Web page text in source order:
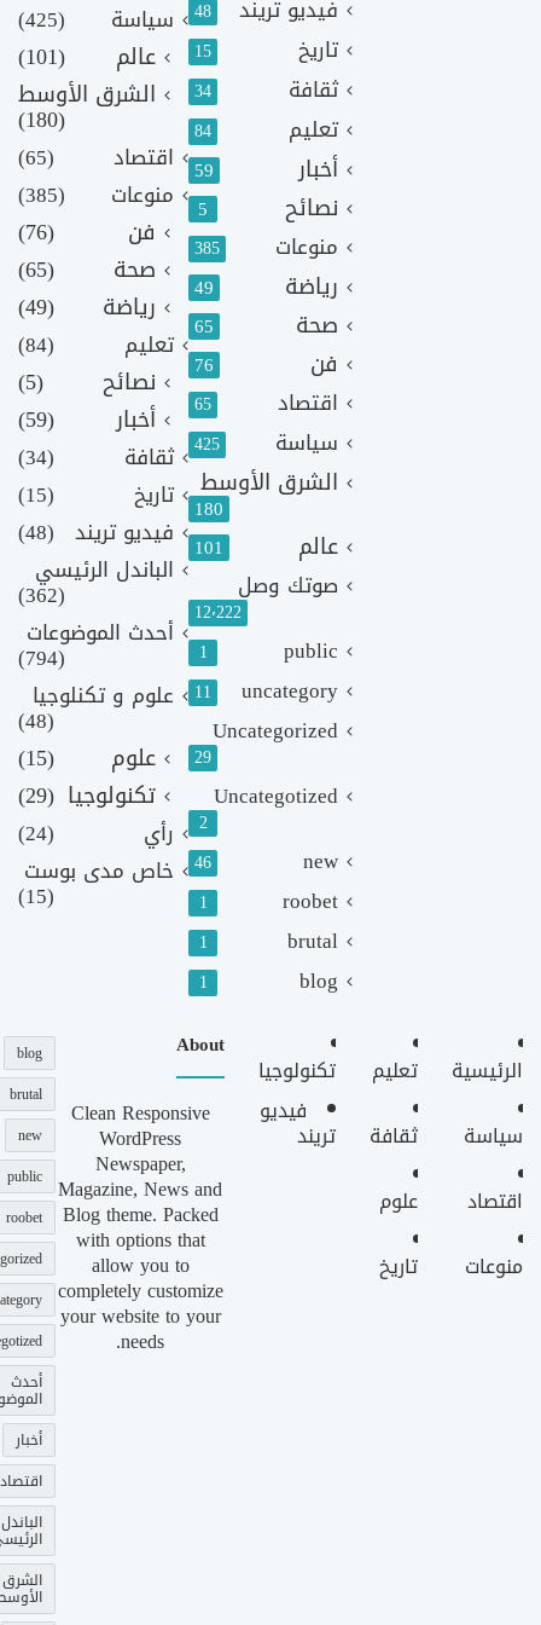
فيديو تريند 48
تاريخ 15
ثقافة 34
تعليم 84
أخبار 59
نصائح 5
منوعات 385
رياضة 49
صحة 65
فن 76
اقتصاد 65
سياسة 425
الشرق الأوسط
180
عالم 101
صوتك وصل
12٬222
public
1
uncategory
11
Uncategorized
29
Uncategotized
2
new
46
roobet
1
brutal
1
blog
1
سياسة
(425)
عالم
(101)
الشرق الأوسط
(180)
اقتصاد
(65)
منوعات
(385)
فن
(76)
صحة
(65)
رياضة
(49)
تعليم (84)
نصائح
(5)
أخبار
(59)
ثقافة
(34)
تاريخ
(15)
فيديو تريند (48)
الباندل الرئيسي
(362)
أحدث الموضوعات
(794)
علوم و تكنلوجيا
(48)
علوم
(15)
تكنولوجيا (29)
رأي
(24)
خاص مدى بوست
(15)
الرئيسية
سياسة
اقتصاد
منوعات
تعليم
ثقافة
علوم
تاريخ
تكنولوجيا
فيديو
تريند
About
Clean Responsive
WordPress
Newspaper,
Magazine, News and
Blog theme. Packed
with options that
allow you to
completely customize
your website to your
needs.
blog
brutal
new
public
roobet
أحدث
أخبار
اقتصاد
الباندل
الشرق